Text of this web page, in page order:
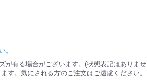
。
が有る場合がございます。(状態表記はありませ
す。気にされる方のご注文はご遠慮ください。